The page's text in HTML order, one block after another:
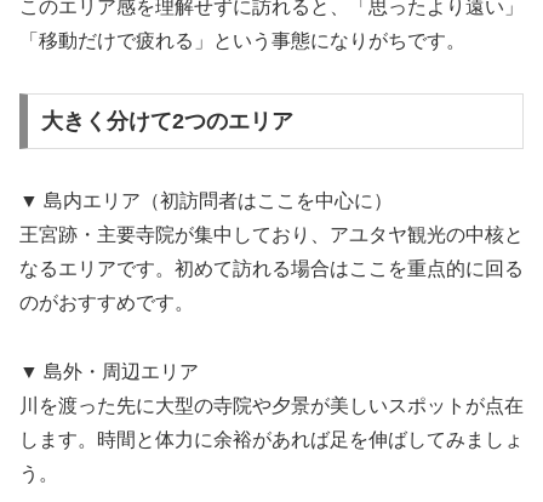
このエリア感を理解せずに訪れると、「思ったより遠い」
「移動だけで疲れる」という事態になりがちです。
大きく分けて2つのエリア
▼ 島内エリア（初訪問者はここを中心に）
王宮跡・主要寺院が集中しており、アユタヤ観光の中核と
なるエリアです。初めて訪れる場合はここを重点的に回る
のがおすすめです。
▼ 島外・周辺エリア
川を渡った先に大型の寺院や夕景が美しいスポットが点在
します。時間と体力に余裕があれば足を伸ばしてみましょ
う。